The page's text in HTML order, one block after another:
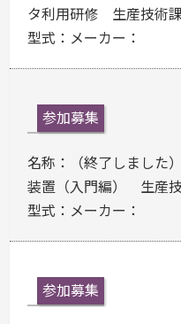
タ利用研修 生産技術課
型式： メーカー：
参加募集
名称：
（終了しまし
装置（入門編） 生産技
型式： メーカー：
参加募集